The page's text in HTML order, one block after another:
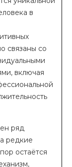
в
связаны со
включая
ряд
редкие
остаётся